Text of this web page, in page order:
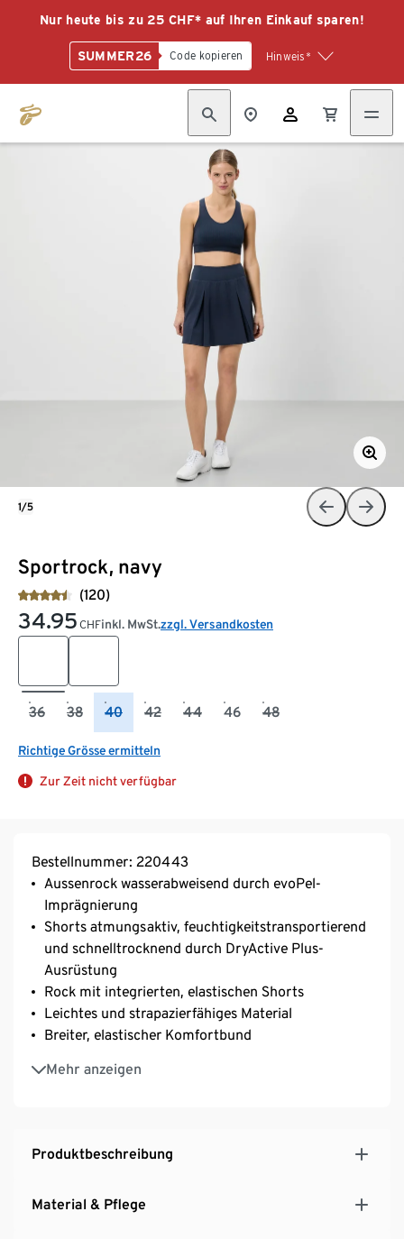
Nur heute bis zu 25 CHF* auf Ihren Einkauf sparen!
SUMMER26 Code kopieren Hinweis*
Sportrock, navy
(120)
34.95 CHFinkl. MwSt.zzgl. Versandkosten
36 38 40 42 44 46 48
Richtige Grösse ermitteln
Zur Zeit nicht verfügbar
1/5
Bestellnummer: 220443
Aussenrock wasserabweisend durch evoPel-
Imprägnierung
Shorts atmungsaktiv, feuchtigkeitstransportierend
und schnelltrocknend durch DryActive Plus-
Ausrüstung
Rock mit integrierten, elastischen Shorts
Leichtes und strapazierfähiges Material
Breiter, elastischer Komfortbund
Mehr anzeigen
Shorts: Eingrifftasche auf der linken Seite
Softes, elastisches Material mit der Faser Creora® –
Produktbeschreibung
Material & Pflege